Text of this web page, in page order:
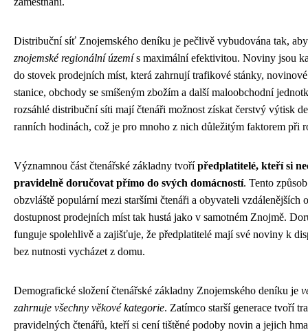
Distribuční síť Znojemského deníku je pečlivě vybudována tak,
znojemské regionální územís maximální efektivitou. Noviny jsou
do stovek prodejních míst, která zahrnují trafikové stánky,
stanice, obchody se smíšeným zbožím a další maloobchodní
rozsáhlé distribuční síti mají čtenáři možnost získat čerstvý výtisk
ranních hodinách, což je pro mnoho z nich důležitým faktorem při
Významnou část čtenářské základny tvořípředplatitelé, kteří si
pravidelně doručovat přímo do svých domácností. Tento
obzvláště populární mezi staršími čtenáři a obyvateli vzdálenějších
dostupnost prodejních míst tak hustá jako v samotném Znojmě.
funguje spolehlivě a zajišťuje, že předplatitelé mají své noviny k
bez nutnosti vycházet z domu.
Demografické složení čtenářské základny Znojemského deníku je
zahrnuje všechny věkové kategorie. Zatímco starší generace tvoří
pravidelných čtenářů, kteří si cení tištěné podoby novin a jejich